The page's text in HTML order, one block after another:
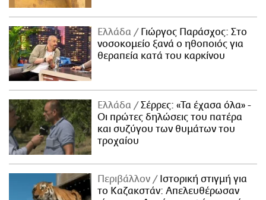
Ελλάδα
Γιώργος Παράσχος: Στο
νοσοκομείο ξανά ο ηθοποιός για
θεραπεία κατά του καρκίνου
Ελλάδα
Σέρρες: «Τα έχασα όλα» -
Οι πρώτες δηλώσεις του πατέρα
και συζύγου των θυμάτων του
τροχαίου
Περιβάλλον
Ιστορική στιγμή για
το Καζακστάν: Απελευθέρωσαν